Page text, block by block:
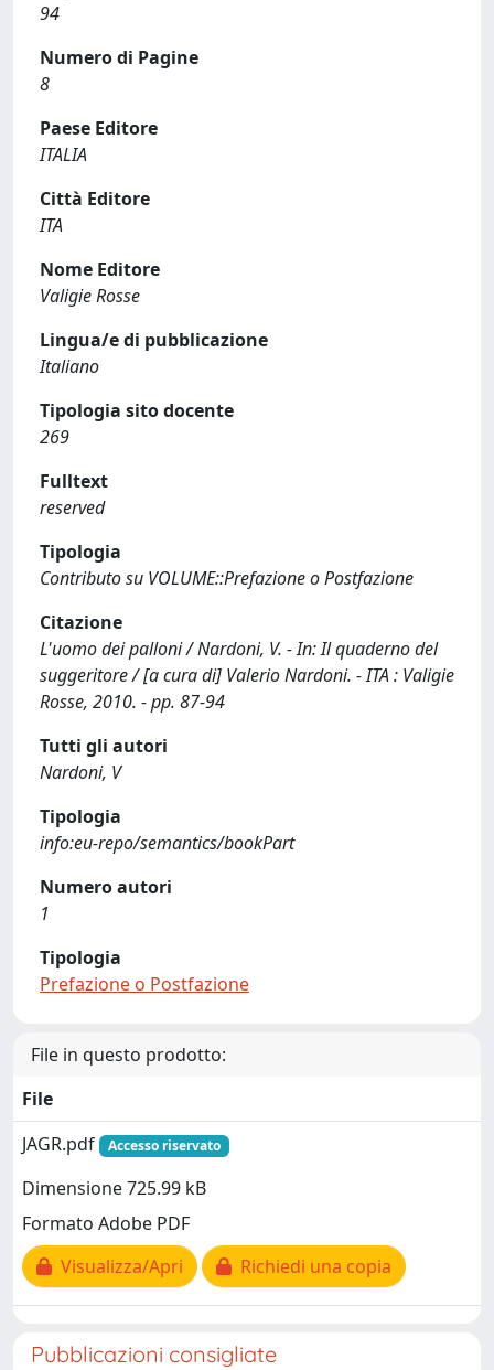
94
Numero di Pagine
8
Paese Editore
ITALIA
Città Editore
ITA
Nome Editore
Valigie Rosse
Lingua/e di pubblicazione
Italiano
Tipologia sito docente
269
Fulltext
reserved
Tipologia
Contributo su VOLUME::Prefazione o Postfazione
Citazione
L'uomo dei palloni / Nardoni, V. - In: Il quaderno del
suggeritore / [a cura di] Valerio Nardoni. - ITA : Valigie
Rosse, 2010. - pp. 87-94
Tutti gli autori
Nardoni, V
Tipologia
info:eu-repo/semantics/bookPart
Numero autori
1
Tipologia
Prefazione o Postfazione
File in questo prodotto:
File
JAGR.pdf
Accesso riservato
Dimensione 725.99 kB
Formato Adobe PDF
Visualizza/Apri
Richiedi una copia
Pubblicazioni consigliate